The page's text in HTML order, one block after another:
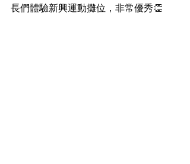
長們體驗新興運動攤位，非常優秀👏